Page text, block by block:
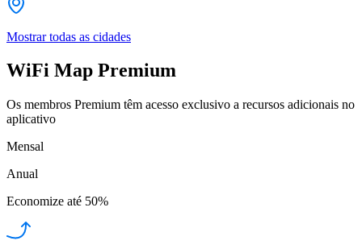
Mostrar todas as cidades
WiFi Map Premium
Os membros Premium têm acesso exclusivo a recursos adicionais no
aplicativo
Mensal
Anual
Economize até 50%